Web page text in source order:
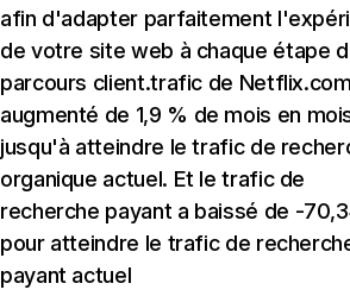
afin d'adapter parfaitement
de votre site web à chaque étape
parcours client.trafic de
augmenté de 1,9 % de mois en
jusqu'à atteindre le trafic de
organique actuel. Et le trafic de
recherche payant a baissé de -
pour atteindre le trafic de
payant actuel